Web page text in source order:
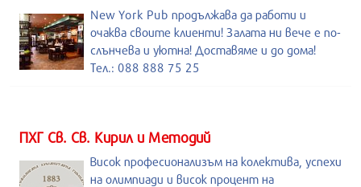
New York Pub продължава да работи и
очаква своите клиенти! Залата ни вече е по-
слънчева и уютна! Доставяме и до дома!
Тел.: 088 888 75 25
ПХГ Св. Св. Кирил и Методий
Висок професионализъм на колектива, успехи
на олимпиади и висок процент на